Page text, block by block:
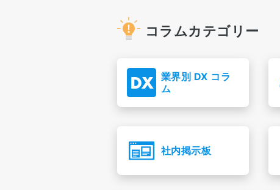
コラムカテゴリー
業界別 DX コラ
ム
社内掲示板